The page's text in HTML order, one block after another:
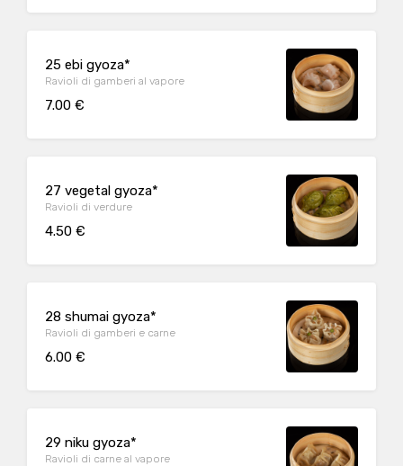
25 ebi gyoza*
Ravioli di gamberi al vapore
7.00 €
27 vegetal gyoza*
Ravioli di verdure
4.50 €
28 shumai gyoza*
Ravioli di gamberi e carne
6.00 €
29 niku gyoza*
Ravioli di carne al vapore